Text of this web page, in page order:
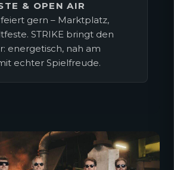
& OPEN AIR
gern – Marktplatz,
STRIKE bringt den
energetisch, nah am
echter Spielfreude.